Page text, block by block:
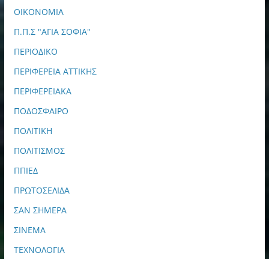
ΟΙΚΟΝΟΜΙΑ
Π.Π.Σ "ΑΓΙΑ ΣΟΦΙΑ"
ΠΕΡΙΟΔΙΚΟ
ΠΕΡΙΦΕΡΕΙΑ ΑΤΤΙΚΗΣ
ΠΕΡΙΦΕΡΕΙΑΚΑ
ΠΟΔΟΣΦΑΙΡΟ
ΠΟΛΙΤΙΚΗ
ΠΟΛΙΤΙΣΜΟΣ
ΠΠΙΕΔ
ΠΡΩΤΟΣΕΛΙΔΑ
ΣΑΝ ΣΗΜΕΡΑ
ΣΙΝΕΜΑ
ΤΕΧΝΟΛΟΓΙΑ